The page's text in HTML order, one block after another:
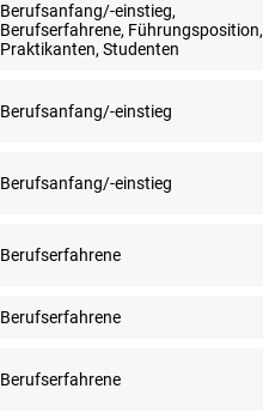
Berufsanfang/-einstieg,
Berufserfahrene, Führungsposition,
Praktikanten, Studenten
Berufsanfang/-einstieg
Berufsanfang/-einstieg
Berufserfahrene
Berufserfahrene
Berufserfahrene